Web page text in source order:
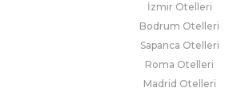
İzmir Otelleri
Bodrum Otelleri
Sapanca Otelleri
Roma Otelleri
Madrid Otelleri